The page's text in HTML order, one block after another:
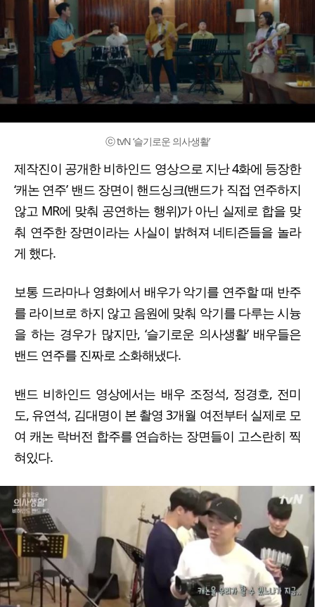
ⓒ tvN ‘슬기로운 의사생활’
제작진이 공개한 비하인드 영상으로 지난 4화에 등장한
‘캐논 연주’ 밴드 장면이 핸드싱크(밴드가 직접 연주하지
않고 MR에 맞춰 공연하는 행위)가 아닌 실제로 합을 맞
춰 연주한 장면이라는 사실이 밝혀져 네티즌들을 놀라
게 했다.
보통 드라마나 영화에서 배우가 악기를 연주할 때 반주
를 라이브로 하지 않고 음원에 맞춰 악기를 다루는 시늉
을 하는 경우가 많지만, ‘슬기로운 의사생활’ 배우들은
밴드 연주를 진짜로 소화해냈다.
밴드 비하인드 영상에서는 배우 조정석, 정경호, 전미
도, 유연석, 김대명이 본 촬영 3개월 여전부터 실제로 모
여 캐논 락버전 합주를 연습하는 장면들이 고스란히 찍
혀있다.